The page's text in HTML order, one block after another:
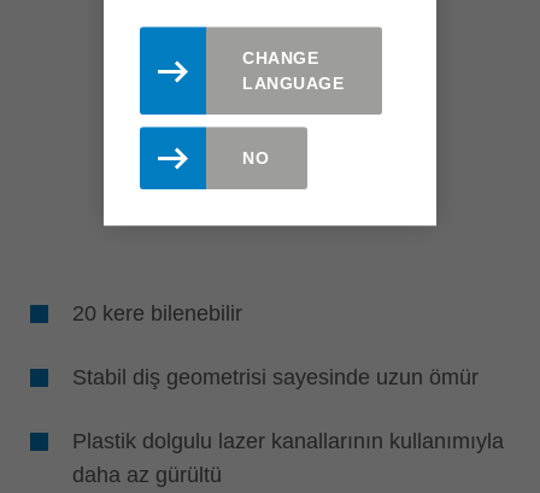
20 kere bilenebilir
Stabil diş geometrisi sayesinde uzun ömür
Plastik dolgulu lazer kanallarının kullanımıyla
daha az gürültü
CHANGE
LANGUAGE
NO